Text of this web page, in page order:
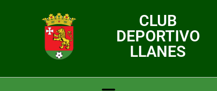
CLUB
DEPORTIVO
LLANES